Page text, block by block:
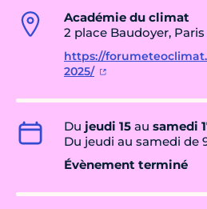
Académie du climat
2 place Baudoyer,
https://
2025/
Du jeudi 15 au samedi
Du jeudi au samedi de
Évènement terminé